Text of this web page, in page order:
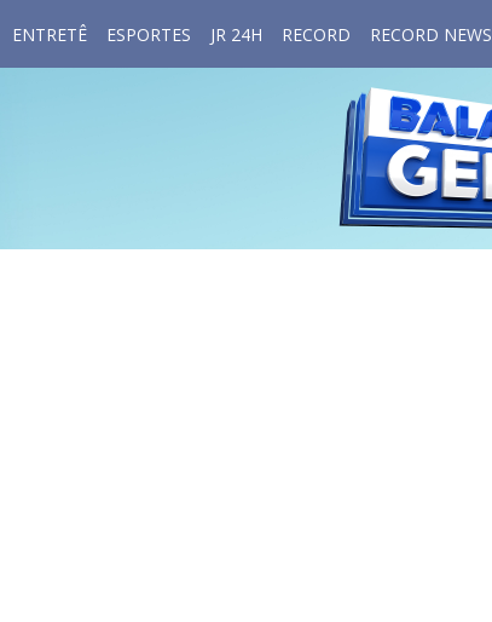
ENTRETÊ ESPORTES JR 24H RECORD RECORD NEWS